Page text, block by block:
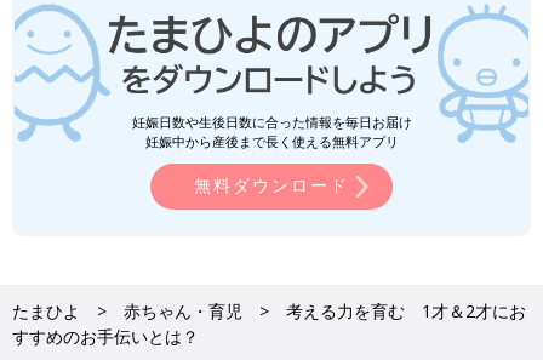
妊娠日数や生後日数に合った情報を毎日お届け
妊娠中から産後まで長く使える無料アプリ
無料ダウンロード
たまひよ 赤ちゃん・育児
考える力を育む 1才＆2才にお
すすめのお手伝いとは？